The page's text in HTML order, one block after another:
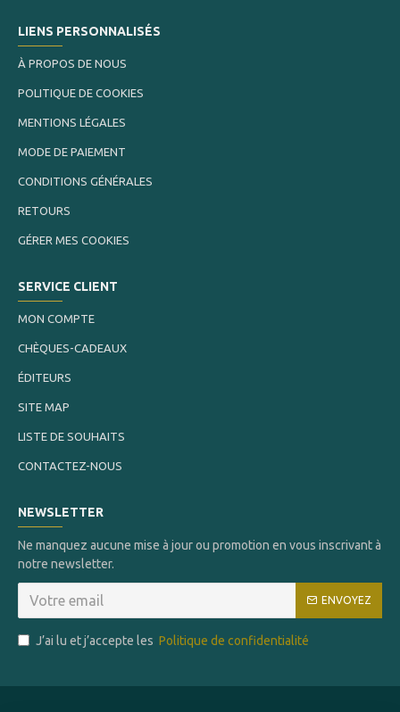
LIENS PERSONNALISÉS
À PROPOS DE NOUS
POLITIQUE DE COOKIES
MENTIONS LÉGALES
MODE DE PAIEMENT
CONDITIONS GÉNÉRALES
RETOURS
GÉRER MES COOKIES
SERVICE CLIENT
MON COMPTE
CHÈQUES-CADEAUX
ÉDITEURS
SITE MAP
LISTE DE SOUHAITS
CONTACTEZ-NOUS
NEWSLETTER
Ne manquez aucune mise à jour ou promotion en vous inscrivant à
notre newsletter.
ENVOYEZ
J’ai lu et j’accepte les Politique de confidentialité